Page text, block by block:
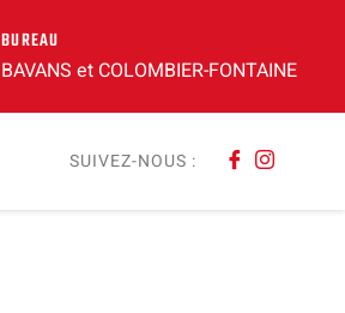
BUREAU
BAVANS et COLOMBIER-FONTAINE
SUIVEZ-NOUS :